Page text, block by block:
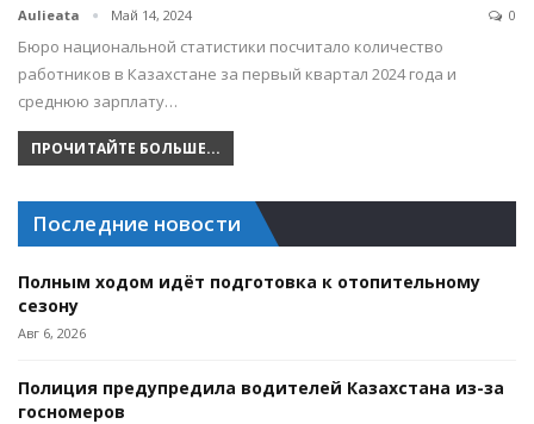
Aulieata Май 14, 2024 0
Бюро национальной статистики посчитало количество
работников в Казахстане за первый квартал 2024 года и
среднюю зарплату…
ПРОЧИТАЙТЕ БОЛЬШЕ...
Последние новости
Полным ходом идёт подготовка к отопительному
сезону
Авг 6, 2026
Полиция предупредила водителей Казахстана из-за
госномеров